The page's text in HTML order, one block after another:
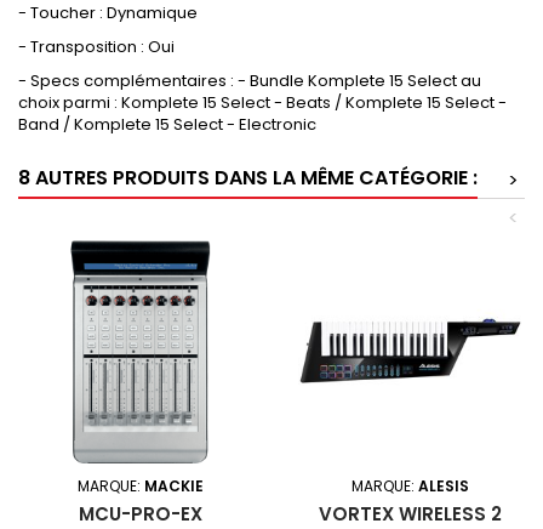
- Toucher : Dynamique
- Transposition : Oui
- Specs complémentaires : - Bundle Komplete 15 Select au
choix parmi : Komplete 15 Select - Beats / Komplete 15 Select -
Band / Komplete 15 Select - Electronic
8 AUTRES PRODUITS DANS LA MÊME CATÉGORIE :
>
<
MARQUE: MACKIE
MCU-PRO-EX
MARQUE: ALESIS
VORTEX WIRELESS 2